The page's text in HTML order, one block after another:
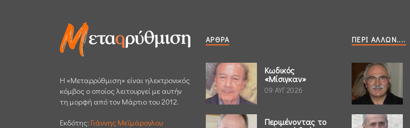
H «Μεταρρύθμιση» είναι ηλεκτρονικός
κόμβος ο οποίος λειτουργεί με αυτήν
τη μορφή από τον Μάρτιο του 2012.
Εκδότης: Γιάννης Μεϊμάρογλου
ΆΡΘΡΑ
Κωδικός
«Μίσιγκαν»
09 ΑΥΓ 2026
Περιμένοντας το
ΠΕΡΊ ΆΛΛΩΝ....